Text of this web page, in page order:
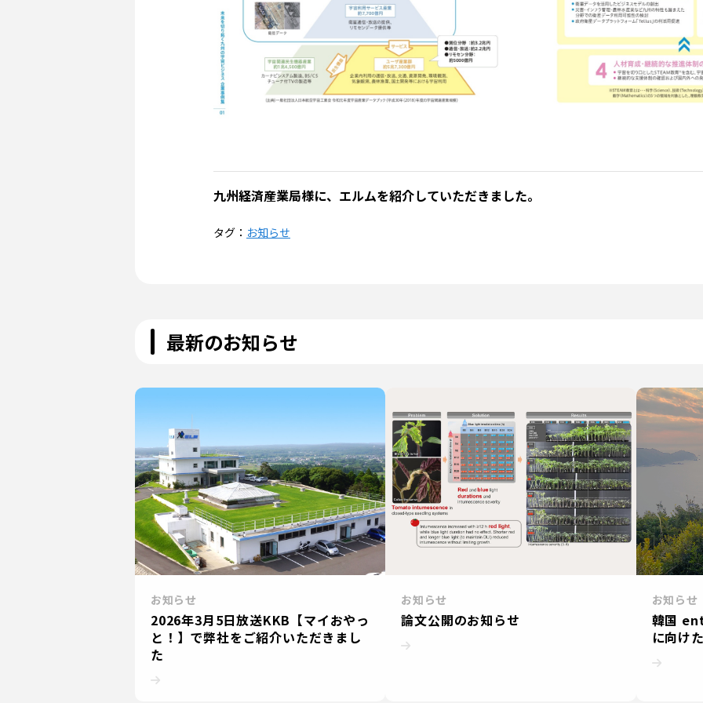
九州経済産業局様に、エルムを紹介していただきました。
タグ： お知らせ
最新のお知らせ
お知らせ
2026年3月5日放送KKB【マイおやっ
と！】で弊社をご紹介いただきまし
た
お知らせ
論文公開のお知らせ
お知らせ
韓国
に向け